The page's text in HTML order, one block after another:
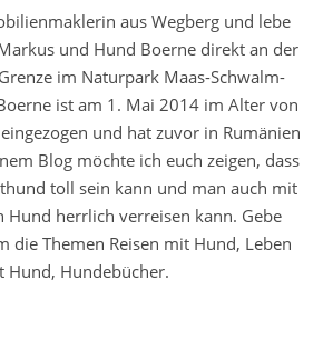
aus Wegberg und lebe
und Hund Boerne direkt an der
im Naturpark Maas-Schwalm-
ist am 1. Mai 2014 im Alter von
und hat zuvor in Rumänien
Blog möchte ich euch zeigen, dass
toll sein kann und man auch mit
Hund herrlich verreisen kann. Gebe
die Themen Reisen mit Hund, Leben
Hund, Hundebücher.